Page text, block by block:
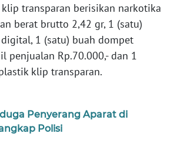
transparan berisikan narkotika
berat brutto 2,42 gr, 1 (satu)
1 (satu) buah dompet
penjualan Rp.70.000,- dan 1
klip transparan.
Penyerang Aparat di
Polisi